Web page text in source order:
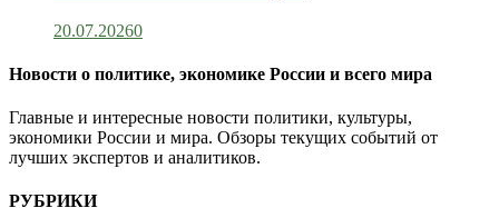
20.07.20260
Новости о политике, экономике России и всего мира
Главные и интересные новости политики, культуры,
экономики России и мира. Обзоры текущих событий от
лучших экспертов и аналитиков.
РУБРИКИ